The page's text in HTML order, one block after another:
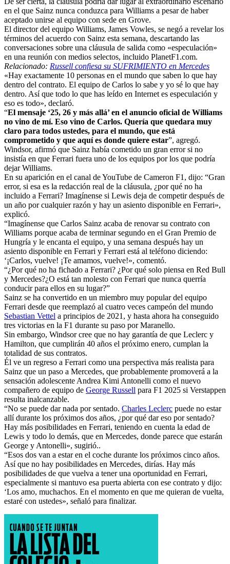
en el que Sainz nunca conduzca para Williams a pesar de haber
aceptado unirse al equipo con sede en Grove.
El director del equipo Williams, James Vowles, se negó a revelar los
términos del acuerdo con Sainz esta semana, descartando las
conversaciones sobre una cláusula de salida como «especulación»
en una reunión con medios selectos, incluido PlanetF1.com.
Relacionado: Russell confiesa su SUFRIMIENTO en Mercedes
«Hay exactamente 10 personas en el mundo que saben lo que hay
dentro del contrato. El equipo de Carlos lo sabe y yo sé lo que hay
dentro. Así que todo lo que has leído en Internet es especulación y
eso es todo», declaró.
“El mensaje ‘25, 26 y más allá’ en el anuncio oficial de Williams
no vino de mí. Eso vino de Carlos. Quería que quedara muy
claro para todos ustedes, para el mundo, que está
comprometido y que aquí es donde quiere estar”, agregó.
Windsor, afirmó que Sainz había cometido un gran error si no
insistía en que Ferrari fuera uno de los equipos por los que podría
dejar Williams.
En su aparición en el canal de YouTube de Cameron F1, dijo: “Gran
error, si esa es la redacción real de la cláusula, ¿por qué no ha
incluido a Ferrari? Imagínense si Lewis deja de competir después de
un año por cualquier razón y hay un asiento disponible en Ferrari»,
explicó.
“Imagínense que Carlos Sainz acaba de renovar su contrato con
Williams porque acaba de terminar segundo en el Gran Premio de
Hungría y le encanta el equipo, y una semana después hay un
asiento disponible en Ferrari y Ferrari está al teléfono diciendo:
‘¡Carlos, vuelve! ¡Te amamos, vuelve!», comentó.
“¿Por qué no ha fichado a Ferrari? ¿Por qué solo piensa en Red Bull
y Mercedes?¿O está tan molesto con Ferrari que nunca querría
conducir para ellos en su lugar?”
Sainz se ha convertido en un miembro muy popular del equipo
Ferrari desde que reemplazó al cuatro veces campeón del mundo
Sebastian Vettel a principios de 2021, y hasta ahora ha conseguido
tres victorias en la F1 durante su paso por Maranello.
Sin embargo, Windsor cree que no hay garantía de que Leclerc y
Hamilton, que cumplirán 40 años el próximo enero, cumplan la
totalidad de sus contratos.
Él ve un regreso a Ferrari como una perspectiva más realista para
Sainz que un paso a Mercedes, que probablemente promoverá a la
sensación adolescente Andrea Kimi Antonelli como el nuevo
compañero de equipo de George Russell para F1 2025 si Verstappen
resulta inalcanzable.
“No se puede dar nada por sentado. Charles Leclerc puede no estar
allí durante los próximos dos años, ¿por qué dar eso por sentado?
Hay más posibilidades en Ferrari, teniendo en cuenta la edad de
Lewis y todo lo demás, que en Mercedes, donde parece que estarán
George y Antonelli», sugirió..
“Esos dos van a estar en el coche durante los próximos cinco años.
Así que no hay posibilidades en Mercedes, dirías. Hay más
posibilidades de que vuelva a tener una oportunidad en Ferrari,
especialmente si mantuvo esa puerta abierta con ese contrato y dijo:
‘Los amo, muchachos. En el momento en que me quieran de vuelta,
estaré con ustedes», señaló para finalizar.